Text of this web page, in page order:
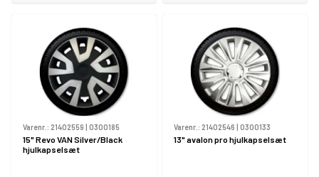
Varenr.: 21402559 | 0300185
15" Revo VAN Silver/Black
hjulkapselsæt
Varenr.: 21402546 | 0300133
13" avalon pro hjulkapselsæt